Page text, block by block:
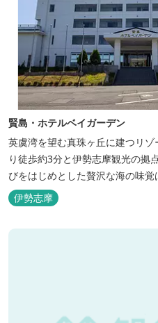
賢島・ホテルベイガーデン
英虞湾を望む真珠ヶ丘に建つリ
り徒歩約3分と伊勢志摩観光の拠
びをはじめとした贅沢な海の味
できます。
伊勢志摩